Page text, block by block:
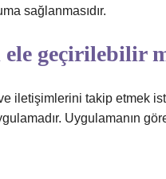
sağlanmasıdır.
ele geçirilebilir
iletişimlerini takip etmek
Uygulamanın